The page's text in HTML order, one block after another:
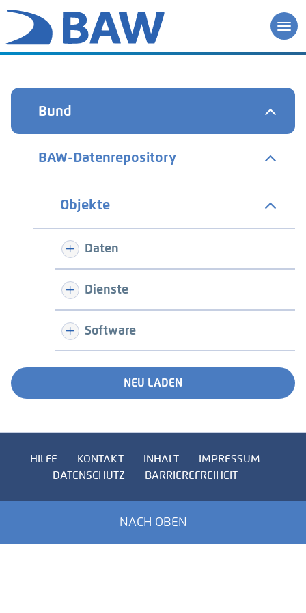
Bund
BAW-Datenrepository
Objekte
Daten
Dienste
Software
NEU LADEN
HILFE KONTAKT INHALT
IMPRESSUM
DATENSCHUTZ
BARRIEREFREIHEIT
NACH OBEN